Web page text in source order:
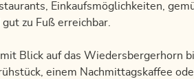
Einkaufsmöglichkeiten,
zu Fuß erreichbar.
Blick auf das Wiedersbergerhorn
einem Nachmittagskaffee